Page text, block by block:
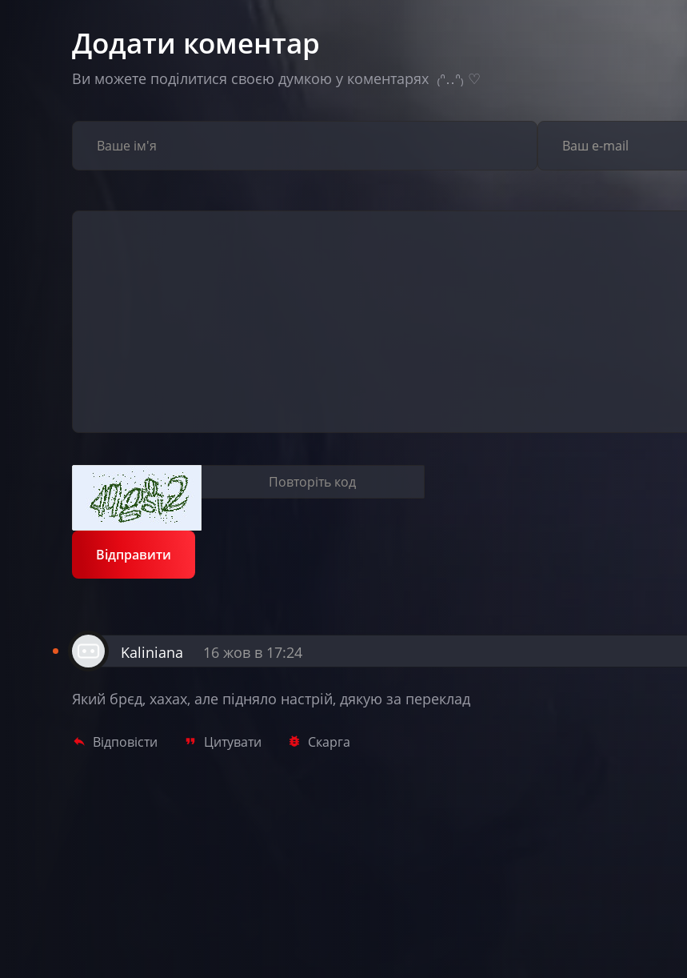
Додати коментар
Ви можете поділитися своєю думкою у коментарях ₍ᐢ‥ᐢ₎ ♡
Відправити
Kaliniana 16 жов в 17:24
Який брєд, хахах, але підняло настрій, дякую за переклад
Відповісти Цитувати Скарга